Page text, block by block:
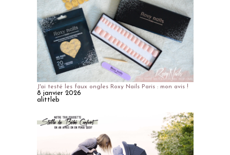
J'ai testé les faux ongles Roxy Nails Paris : mon avis !
8 janvier 2026
alittleb